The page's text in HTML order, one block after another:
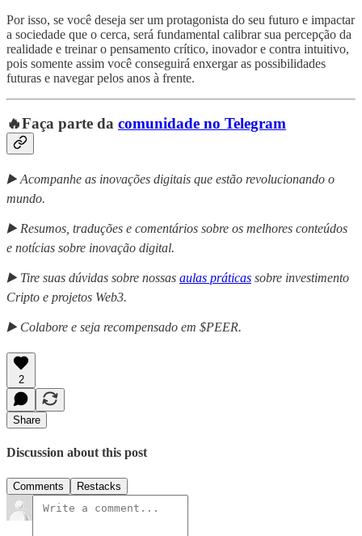
Por isso, se você deseja ser um protagonista do seu futuro e impactar
a sociedade que o cerca, será fundamental calibrar sua percepção da
realidade e treinar o pensamento crítico, inovador e contra intuitivo,
pois somente assim você conseguirá enxergar as possibilidades
futuras e navegar pelos anos à frente.
🔥Faça parte da comunidade no Telegram
▶️ Acompanhe as inovações digitais que estão revolucionando o
mundo.
▶️ Resumos, traduções e comentários sobre os melhores conteúdos
e notícias sobre inovação digital.
▶️ Tire suas dúvidas sobre nossas aulas práticas sobre investimento
Cripto e projetos Web3.
▶️ Colabore e seja recompensado em $PEER.
2
Share
Discussion about this post
Comments Restacks